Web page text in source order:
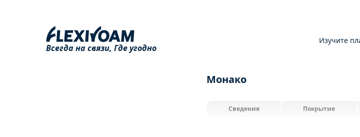
Всегда на связи, Где угодно
Изучите
Монако
Сведения Покрытие